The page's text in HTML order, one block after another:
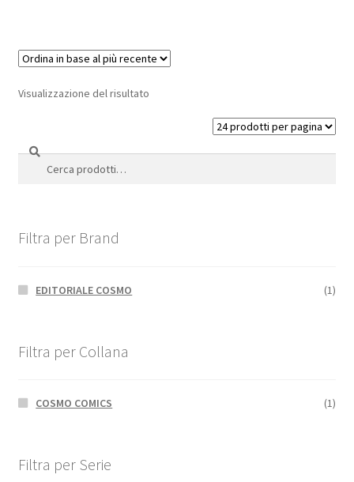
Visualizzazione del risultato
Cerca:
Cerca
Filtra per Brand
EDITORIALE COSMO (1)
Filtra per Collana
COSMO COMICS (1)
Filtra per Serie